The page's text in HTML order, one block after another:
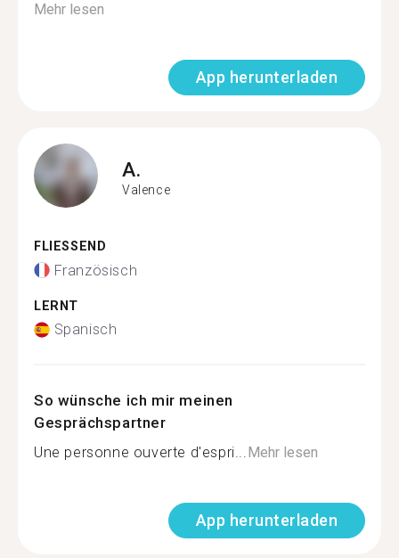
Mehr lesen
App herunterladen
A.
Valence
FLIESSEND
Französisch
LERNT
Spanisch
So wünsche ich mir meinen
Gesprächspartner
Une personne ouverte d'espri...Mehr lesen
App herunterladen